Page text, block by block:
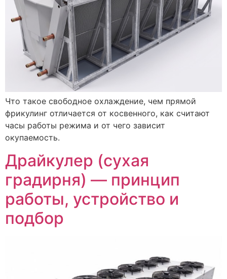
Что такое свободное охлаждение, чем прямой
фрикулинг отличается от косвенного, как считают
часы работы режима и от чего зависит
окупаемость.
Драйкулер (сухая
градирня) — принцип
работы, устройство и
подбор